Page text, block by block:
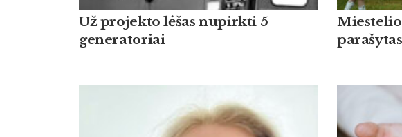
Už projekto lėšas nupirkti 5
generatoriai
Miestelio